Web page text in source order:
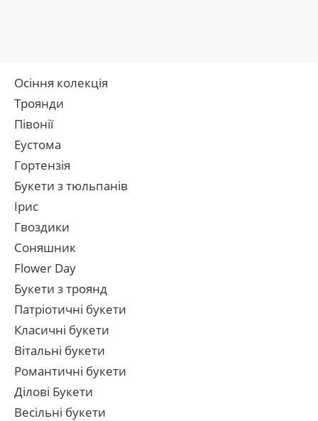
Осіння колекція
Троянди
Півонії
Еустома
Гортензія
Букети з тюльпанів
Ірис
Гвоздики
Соняшник
Flower Day
Букети з троянд
Патріотичні букети
Класичні букети
Вітальні букети
Романтичні букети
Ділові Букети
Весільні букети